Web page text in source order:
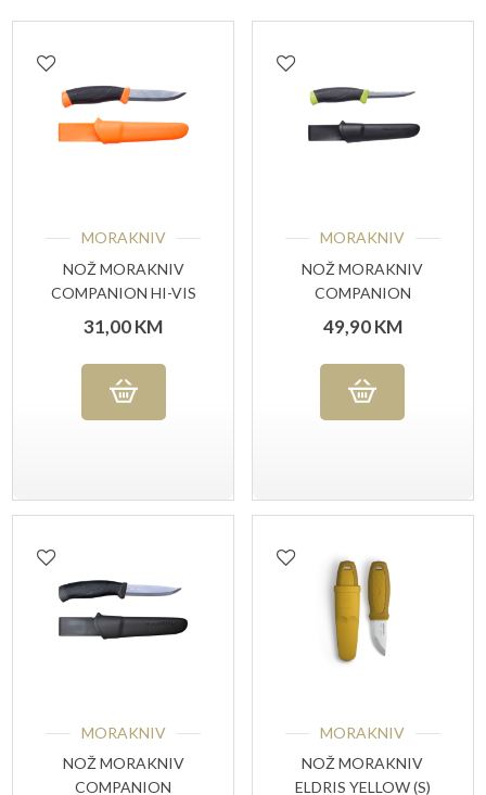
MORAKNIV
NOŽ MORAKNIV
COMPANION HI-VIS
ORANGE
31,00KM
MORAKNIV
NOŽ MORAKNIV
COMPANION
FISHING SCALER 098
49,90KM
MORAKNIV
NOŽ MORAKNIV
COMPANION
MORAKNIV
NOŽ MORAKNIV
ELDRIS YELLOW (S)